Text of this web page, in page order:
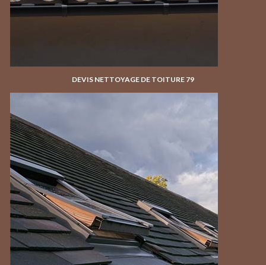
DEVIS NETTOYAGE DE TOITURE 79